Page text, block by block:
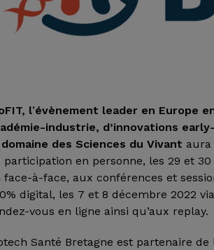
l’évènement leader en Europe
industrie, d’innovations
des Sciences du Vivant aura
participation en personne, les 29 et
face-à-face, aux conférences et
digital, les 7 et 8 décembre 2022
vous en ligne ainsi qu’aux replay.
Santé Bretagne est partenaire